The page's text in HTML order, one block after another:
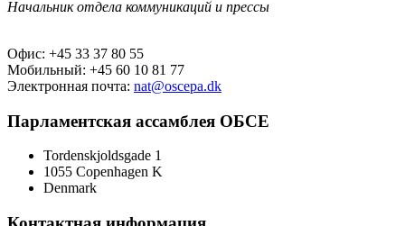
Начальник отдела коммуникаций и прессы
Офис: +45 33 37 80 55
Мобильный: +45 60 10 81 77
Электронная почта: nat@oscepa.dk
Парламентская ассамблея ОБСЕ
Tordenskjoldsgade 1
1055 Copenhagen K
Denmark